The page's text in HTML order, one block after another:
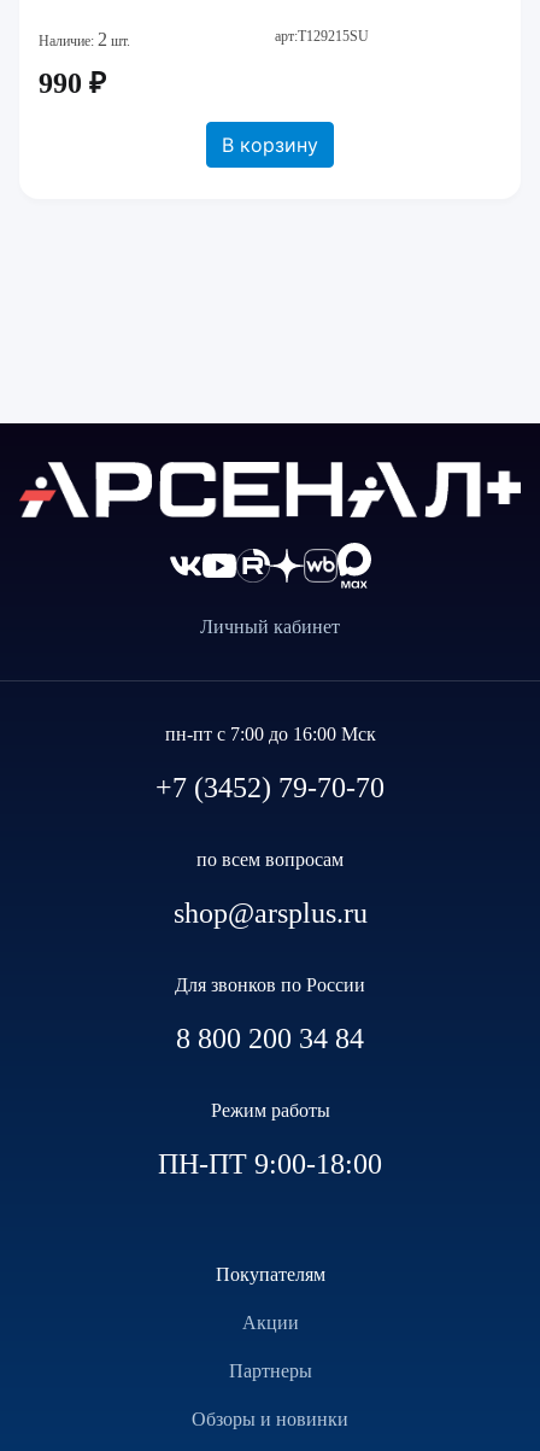
Наличие: 2 шт. арт:T129215SU
990 ₽
В корзину
Личный кабинет
пн-пт с 7:00 до 16:00 Мск
+7 (3452) 79-70-70
по всем вопросам
shop@arsplus.ru
Для звонков по России
8 800 200 34 84
Режим работы
ПН-ПТ 9:00-18:00
Покупателям
Акции
Партнеры
Обзоры и новинки